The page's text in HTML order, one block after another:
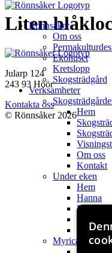
Hoppa
till
Rönnsåker
Om oss
Ekohuset
Kretslopp
Skogsträdgård
Verksamheter
Hem
Om oss
Kontakt
Under eken
Hem
Hanna
Filmer
Kontakt
Myricas
Liten
Jularp 124
243 93 Höör
Kontakta oss
© Rönnsåker 2026